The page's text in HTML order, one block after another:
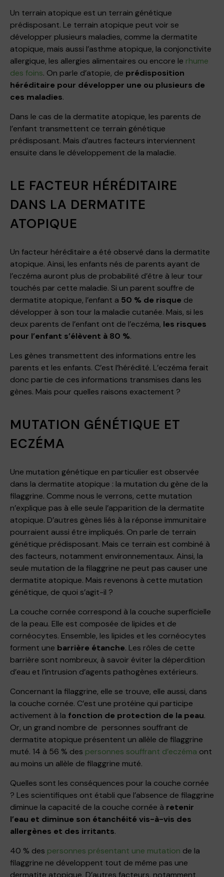
Un terrain atopique est un terrain génétique
prédisposant. Le terrain atopique peut voir se
développer plusieurs maladies, comme la dermatite
atopique, mais aussi l’asthme atopique, la conjonctivite
allergique, les allergies alimentaires ou encore le rhume
des foins. On parle d’atopie, de prédisposition
héréditaire pour développer une ou plusieurs de
ces maladies.
Dans le cas de la dermatite atopique, les parents de
l’enfant transmettent ce terrain génétique
prédisposant. Mais d’autres facteurs interviennent
ensuite dans le développement de la maladie.
LE FACTEUR HÉRÉDITAIRE
DANS LA DERMATITE
ATOPIQUE
Un facteur héréditaire a été observé dans la dermatite
atopique. Ainsi, les enfants nés de parents ayant de
l’eczéma auront plus de probabilité d’être à leur tour
touchés par cette maladie. Si un parent souffre de
dermatite atopique, l’enfant a 50 % de risque de
développer à son tour la maladie cutanée. Mais, si les
deux parents de l’enfant ont de l’eczéma, les risques
pour l’enfant s’élèvent à 80 %.
Les gènes transmettent des informations entre les
parents et les enfants. C’est l’hérédité. L’eczéma ferait
donc partie de ces informations transmises dans les
gènes. Mais pour quelles raisons exactement ?
MUTATION GÉNÉTIQUE ET
ECZÉMA
Une mutation génétique en particulier est observée
dans la dermatite atopique : la mutation du gène de la
filaggrine. Comme nous le verrons, cette mutation
n’explique pas à elle seule l’apparition de la dermatite
atopique. D’autres gènes liés à la réponse immunitaire
pourraient aussi être impliqués. On parle de terrain
génétique prédisposant. Mais ce terrain est combiné à
des facteurs, notamment environnementaux. Ainsi, la
seule mutation de la filaggrine ne peut pas causer une
dermatite atopique. Mais revenons à cette mutation
génétique, de quoi s’agit-il ?
La couche cornée correspond à la couche superficielle
de la peau. Elle est composée de lipides et de
cornéocytes. Ensemble, les lipides et les cornéocytes
forment une barrière étanche. Les rôles de cette
barrière sont nombreux, à savoir éviter la déperdition
d’eau et l’intrusion d’agents pathogènes extérieurs.
Concernant la filaggrine, elle se trouve, elle aussi, dans
la couche cornée. C’est une protéine qui participe
activement à la fonction de protection de la peau.
Or, un grand nombre de personnes souffrant de
dermatite atopique présentent un allèle de filaggrine
muté. 14 à 56 % des personnes souffrant d’eczéma ont
au moins un allèle de filaggrine muté.
Quelles sont les conséquences pour la couche cornée
? Les scientifiques ont établi que l’absence de filaggrine
diminue la capacité de la couche cornée à retenir
l’eau et diminue son étanchéité vis-à-vis des
allergènes et des irritants.
40 % des personnes présentant une mutation de la
filaggrine ne développent tout de même pas une